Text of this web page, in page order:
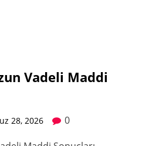
Vadeli Maddi
28, 2026
0